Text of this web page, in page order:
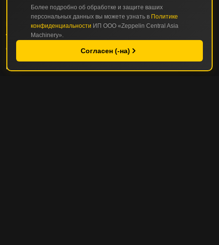
КАТАЛОГ
СТРОИТЕЛЬНАЯ И ДОРОЖНО-СТРОИТЕЛЬНАЯ ТЕХНИКА
ГОРНАЯ И КАРЬЕРНАЯ ТЕХНИКА
Более подробно об обработке и защите ваших
персональных данных вы можете узнать в Политике
конфиденциальности ИП ООО «Zeppelin Central Asia
Machinery».
Согласен (-на)